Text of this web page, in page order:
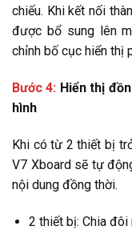
chiếu. Khi kết nối
được bổ sung lên
chỉnh bố cục hiển thị
Bước 4: Hiển thị
hình
Khi có từ 2 thiết bị
V7 Xboard sẽ tự
nội dung đồng thời.
2 thiết bị: Chia đôi